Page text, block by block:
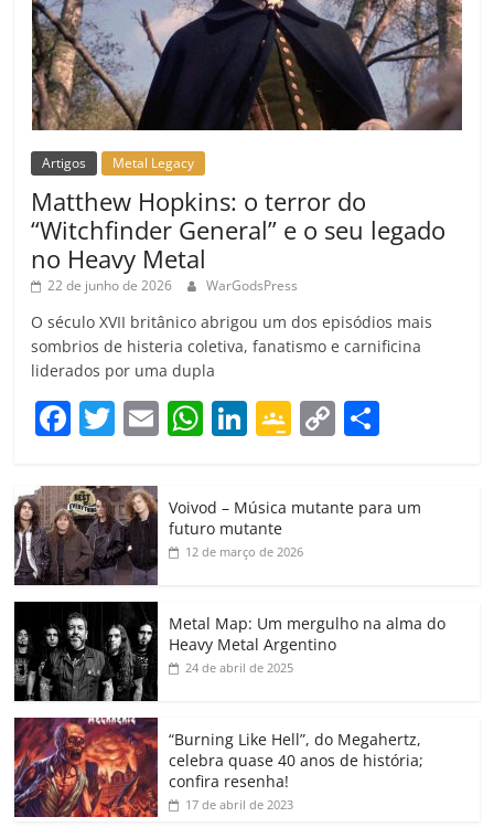
Artigos Metal Legacy
Matthew Hopkins: o terror do
“Witchfinder General” e o seu legado
no Heavy Metal
22 de junho de 2026 WarGodsPress
O século XVII britânico abrigou um dos episódios mais
sombrios de histeria coletiva, fanatismo e carnificina
liderados por uma dupla
F
c
e
b
o
o
k
T
itt
er
E
ai
W
at
s
A
p
Li
k
e
dI
G
gl
e
a
ss
o
m
C
y
k
p
h
Voivod – Música mutante para um
futuro mutante
12 de março de 2026
Metal Map: Um mergulho na alma do
Heavy Metal Argentino
24 de abril de 2025
“Burning Like Hell”, do Megahertz,
celebra quase 40 anos de história;
confira resenha!
17 de abril de 2023